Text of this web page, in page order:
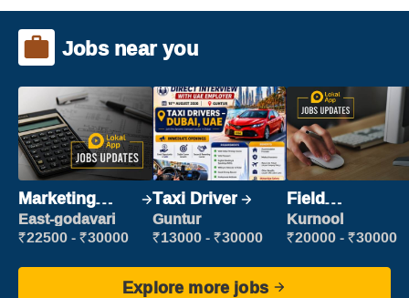
Jobs near you
Marketing
Executive
East-godavari
₹22500 - ₹30000
Taxi Driver
Guntur
₹13000 - ₹30000
Field
Marketing
Executive
Kurnool
₹20000 - ₹30000
Explore more jobs